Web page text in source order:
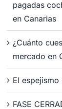
pagadas
en Canarias
¿Cuánto
mercado en
El
FASE